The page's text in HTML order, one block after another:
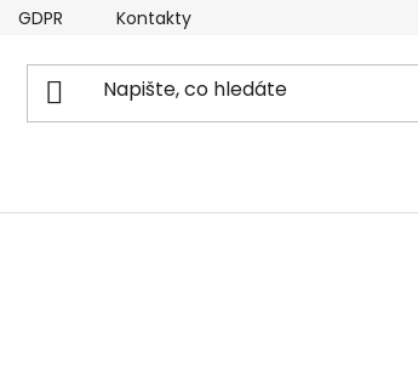
GDPR Kontakty